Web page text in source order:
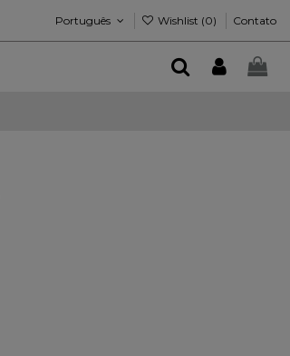
Português Wishlist (0) Contato